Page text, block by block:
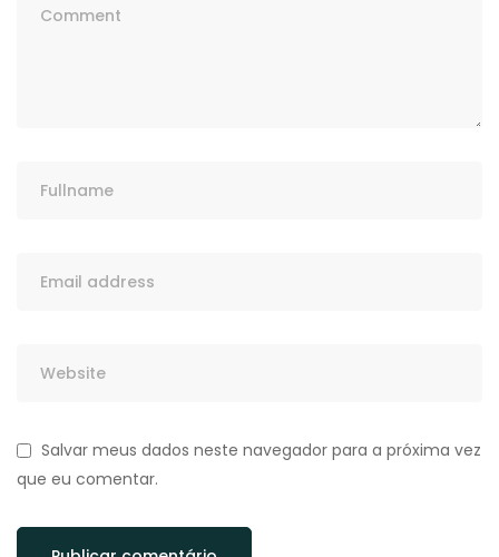
Salvar meus dados neste navegador para a próxima vez
que eu comentar.